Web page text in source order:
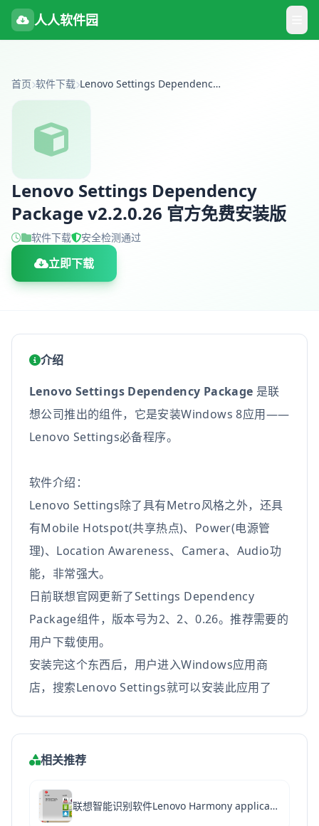
人人软件园
首页 软件下载 Lenovo Settings Dependency Package v2.2.0.26 官方免费安装版
Lenovo Settings Dependency
Package v2.2.0.26 官方免费安装版
软件下载 安全检测通过
立即下载
介绍
Lenovo Settings Dependency Package 是联
想公司推出的组件，它是安装Windows 8应用——
Lenovo Settings必备程序。
软件介绍：
Lenovo Settings除了具有Metro风格之外，还具
有Mobile Hotspot(共享热点)、Power(电源管
理)、Location Awareness、Camera、Audio功
能，非常强大。
日前联想官网更新了Settings Dependency
Package组件，版本号为2、2、0.26。推荐需要的
用户下载使用。
安装完这个东西后，用户进入Windows应用商
店，搜索Lenovo Settings就可以安装此应用了
相关推荐
联想智能识别软件Lenovo Harmony application V2.0.0.0902 官方安装版